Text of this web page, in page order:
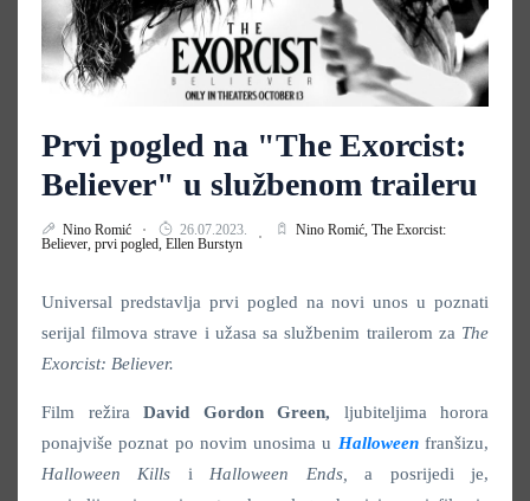
Prvi pogled na "The Exorcist:
Believer" u službenom traileru
Nino Romić 26.07.2023. Nino Romić, The Exorcist:
Believer, prvi pogled, Ellen Burstyn
Universal predstavlja prvi pogled na novi unos u poznati
serijal filmova strave i užasa sa službenim trailerom za The
Exorcist: Believer.
Film režira David Gordon Green, ljubiteljima horora
ponajviše poznat po novim unosima u Halloweenfranšizu,
Halloween Kills i Halloween Ends,a posrijedi je,